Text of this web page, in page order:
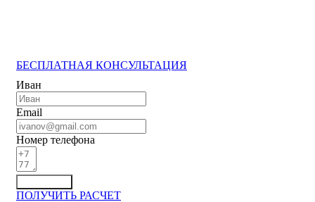
БЕСПЛАТНАЯ КОНСУЛЬТАЦИЯ
Иван
Email
Номер телефона
ПОЛУЧИТЬ РАСЧЕТ